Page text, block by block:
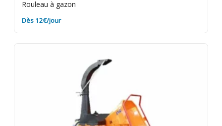
Rouleau à gazon
Dès 12€/jour